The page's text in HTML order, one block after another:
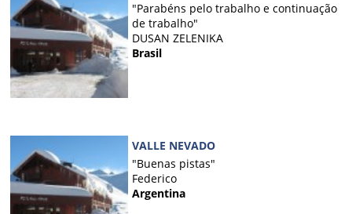
"Parabéns pelo trabalho e continuação
de trabalho"
DUSAN ZELENIKA
Brasil
VALLE NEVADO
"Buenas pistas"
Federico
Argentina